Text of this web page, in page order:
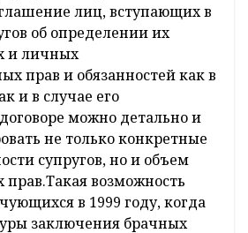
лиц, вступающих в
об определении их
и личных
прав и обязанностей как в
и в случае его
можно детально и
не только конкретные
супругов, но и объем
возможность
в 1999 году, когда
заключения брачных